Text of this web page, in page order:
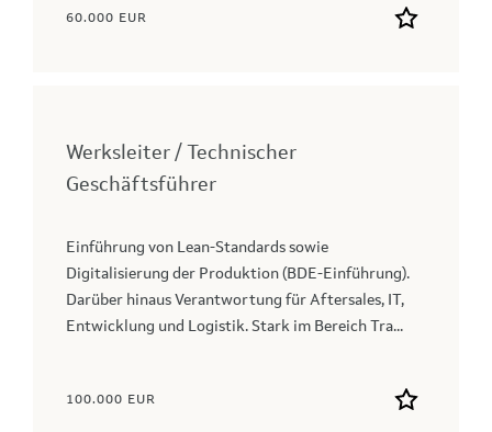
60.000 EUR
Werksleiter / Technischer
Geschäftsführer
Einführung von Lean-Standards sowie
Digitalisierung der Produktion (BDE-Einführung).
Darüber hinaus Verantwortung für Aftersales, IT,
Entwicklung und Logistik. Stark im Bereich Tra...
100.000 EUR